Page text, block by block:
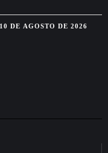
DE AGOSTO DE 2026